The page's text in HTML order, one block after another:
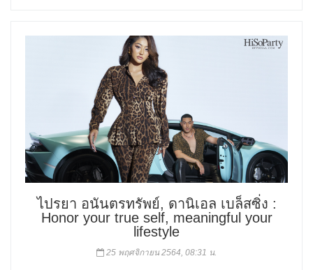
ไปรยา อนันตรทรัพย์, ดานิเอล เบล็สซิ่ง :
Honor your true self, meaningful your
lifestyle
25 พฤศจิกายน 2564, 08:31 น.